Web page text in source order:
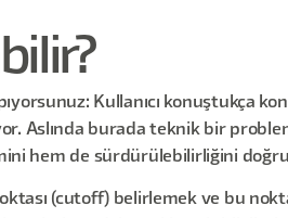
Kullanıcı konuştukça
Aslında burada teknik bir
hem de sürdürülebilirliğini
(cutoff) belirlemek ve bu